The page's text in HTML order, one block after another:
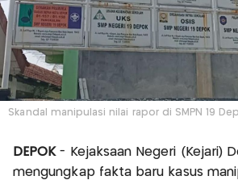
Skandal manipulasi nilai rapor di SMPN 19
DEPOK- Kejaksaan Negeri (Kejari)
mengungkap fakta baru kasus